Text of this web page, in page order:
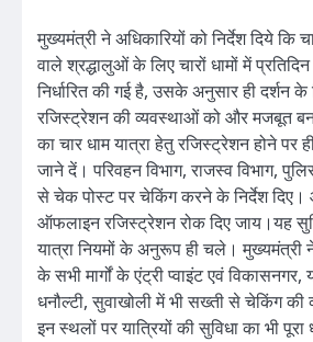
मुख्यमंत्री ने अधिकारियों को निर्देश दिये कि
वाले श्रद्धालुओं के लिए चारों धामों में
निर्धारित की गई है, उसके अनुसार ही दर्शन
रजिस्ट्रेशन की व्यवस्थाओं को और मजबूत
का चार धाम यात्रा हेतु रजिस्ट्रेशन होने पर
जाने दें। परिवहन विभाग, राजस्व विभाग,
से चेक पोस्ट पर चेकिंग करने के निर्देश दिए।
ऑफलाइन रजिस्ट्रेशन रोक दिए जाय।यह
यात्रा नियमों के अनुरूप ही चले। मुख्यमंत्री ने
के सभी मार्गों के एंट्री प्वाइंट एवं विकासनगर,
धनौल्टी, सुवाखोली में भी सख्ती से चेकिंग की
इन स्थलों पर यात्रियों की सुविधा का भी पूरा